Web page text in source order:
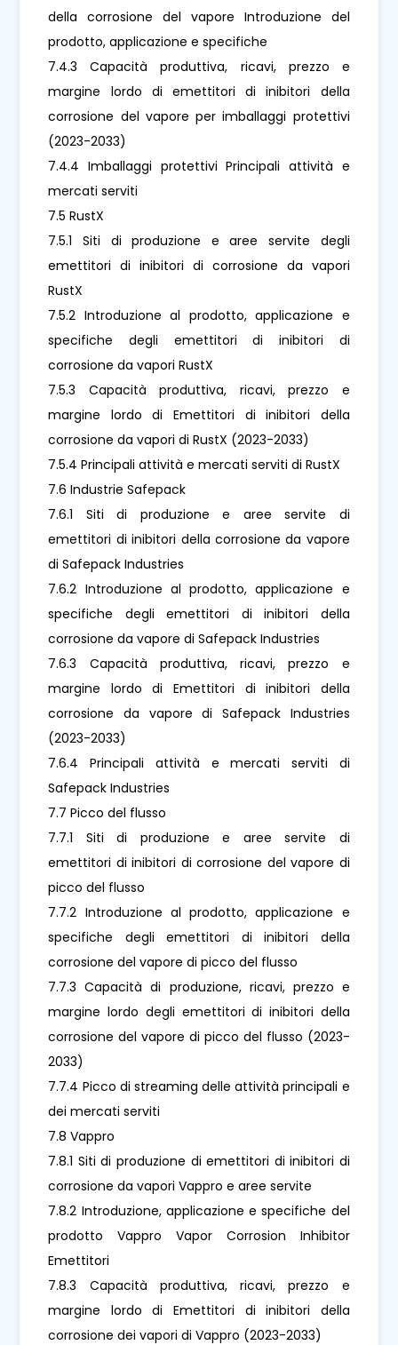
della corrosione del vapore Introduzione del
prodotto, applicazione e specifiche
7.4.3 Capacità produttiva, ricavi, prezzo e
margine lordo di emettitori di inibitori della
corrosione del vapore per imballaggi protettivi
(2023-2033)
7.4.4 Imballaggi protettivi Principali attività e
mercati serviti
7.5 RustX
7.5.1 Siti di produzione e aree servite degli
emettitori di inibitori di corrosione da vapori
RustX
7.5.2 Introduzione al prodotto, applicazione e
specifiche degli emettitori di inibitori di
corrosione da vapori RustX
7.5.3 Capacità produttiva, ricavi, prezzo e
margine lordo di Emettitori di inibitori della
corrosione da vapori di RustX (2023-2033)
7.5.4 Principali attività e mercati serviti di RustX
7.6 Industrie Safepack
7.6.1 Siti di produzione e aree servite di
emettitori di inibitori della corrosione da vapore
di Safepack Industries
7.6.2 Introduzione al prodotto, applicazione e
specifiche degli emettitori di inibitori della
corrosione da vapore di Safepack Industries
7.6.3 Capacità produttiva, ricavi, prezzo e
margine lordo di Emettitori di inibitori della
corrosione da vapore di Safepack Industries
(2023-2033)
7.6.4 Principali attività e mercati serviti di
Safepack Industries
7.7 Picco del flusso
7.7.1 Siti di produzione e aree servite di
emettitori di inibitori di corrosione del vapore di
picco del flusso
7.7.2 Introduzione al prodotto, applicazione e
specifiche degli emettitori di inibitori della
corrosione del vapore di picco del flusso
7.7.3 Capacità di produzione, ricavi, prezzo e
margine lordo degli emettitori di inibitori della
corrosione del vapore di picco del flusso (2023-
2033)
7.7.4 Picco di streaming delle attività principali e
dei mercati serviti
7.8 Vappro
7.8.1 Siti di produzione di emettitori di inibitori di
corrosione da vapori Vappro e aree servite
7.8.2 Introduzione, applicazione e specifiche del
prodotto Vappro Vapor Corrosion Inhibitor
Emettitori
7.8.3 Capacità produttiva, ricavi, prezzo e
margine lordo di Emettitori di inibitori della
corrosione dei vapori di Vappro (2023-2033)